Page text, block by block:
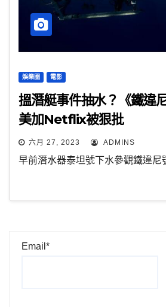
娛樂圈 電影
搵潛艇事件抽水？《鐵違
美加Netflix被狠批
六月 27, 2023 ADMINS
早前潛水器泰坦號下水參觀鐵違
Email*